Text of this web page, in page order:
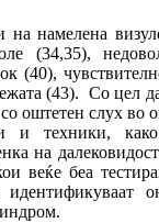
намелена
(34,35),
(40),
(43). Со цел
оштетен слух во
и техники,
на
веќе беа